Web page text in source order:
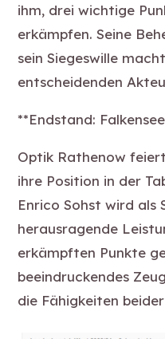
ihm, drei wichtige
erkämpfen. Seine
sein Siegeswille
entscheidenden
**Endstand:
Optik Rathenow
ihre Position in der
Enrico Sohst wird als
herausragende
erkämpften Punkte
beeindruckendes
die Fähigkeiten